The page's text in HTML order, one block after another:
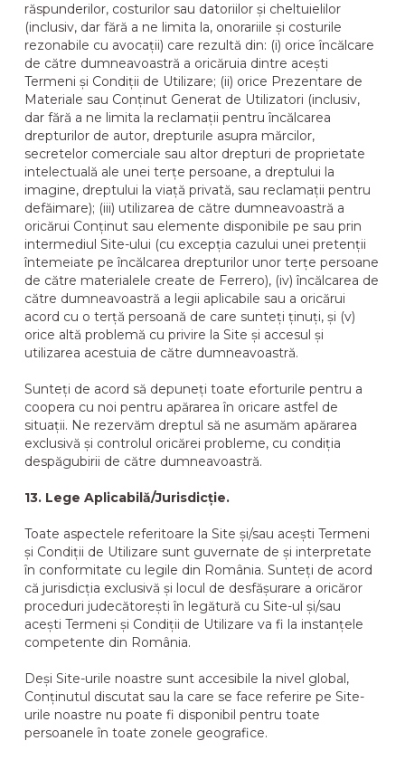
răspunderilor, costurilor sau datoriilor și cheltuielilor
(inclusiv, dar fără a ne limita la, onorariile și costurile
rezonabile cu avocații) care rezultă din: (i) orice încălcare
de către dumneavoastră a oricăruia dintre acești
Termeni și Condiții de Utilizare; (ii) orice Prezentare de
Materiale sau Conținut Generat de Utilizatori (inclusiv,
dar fără a ne limita la reclamații pentru încălcarea
drepturilor de autor, drepturile asupra mărcilor,
secretelor comerciale sau altor drepturi de proprietate
intelectuală ale unei terțe persoane, a dreptului la
imagine, dreptului la viață privată, sau reclamații pentru
defăimare); (iii) utilizarea de către dumneavoastră a
oricărui Conținut sau elemente disponibile pe sau prin
intermediul Site-ului (cu excepția cazului unei pretenții
întemeiate pe încălcarea drepturilor unor terțe persoane
de către materialele create de Ferrero), (iv) încălcarea de
către dumneavoastră a legii aplicabile sau a oricărui
acord cu o terță persoană de care sunteți ținuți, și (v)
orice altă problemă cu privire la Site și accesul și
utilizarea acestuia de către dumneavoastră.
Sunteți de acord să depuneți toate eforturile pentru a
coopera cu noi pentru apărarea în oricare astfel de
situații. Ne rezervăm dreptul să ne asumăm apărarea
exclusivă și controlul oricărei probleme, cu condiția
despăgubirii de către dumneavoastră.
13. Lege Aplicabilă/Jurisdicție.
Toate aspectele referitoare la Site și/sau acești Termeni
și Condiții de Utilizare sunt guvernate de și interpretate
în conformitate cu legile din România. Sunteți de acord
că jurisdicția exclusivă și locul de desfășurare a oricăror
proceduri judecătorești în legătură cu Site-ul și/sau
acești Termeni și Condiții de Utilizare va fi la instanțele
competente din România.
Deși Site-urile noastre sunt accesibile la nivel global,
Conținutul discutat sau la care se face referire pe Site-
urile noastre nu poate fi disponibil pentru toate
persoanele în toate zonele geografice.